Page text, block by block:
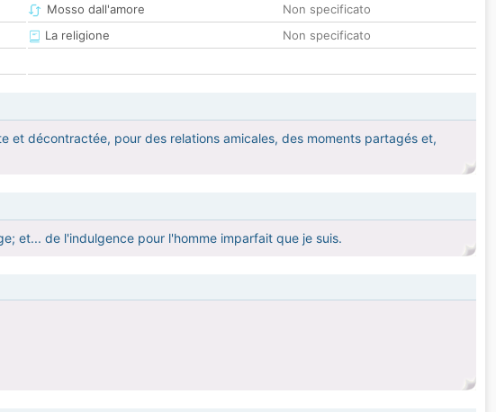
Mosso dall'amore
Non specificato
La religione
Non specificato
et décontractée, pour des relations amicales, des moments partagés et,
et... de l'indulgence pour l'homme imparfait que je suis.